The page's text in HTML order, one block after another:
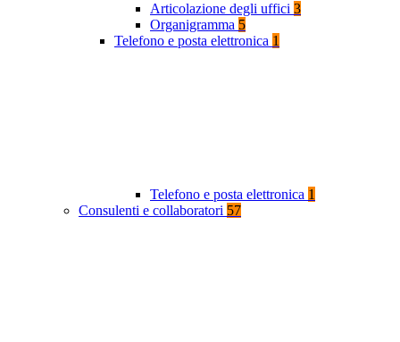
Articolazione degli uffici 3
Organigramma 5
Telefono e posta elettronica 1
Telefono e posta elettronica 1
Consulenti e collaboratori 57